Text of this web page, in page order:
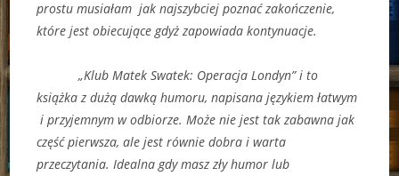
prostu musiałam jak najszybciej poznać zakończenie,
które jest obiecujące gdyż zapowiada kontynuacje.
„Klub Matek Swatek: Operacja Londyn” i to
książka z dużą dawką humoru, napisana językiem łatwym
i przyjemnym w odbiorze. Może nie jest tak zabawna jak
część pierwsza, ale jest równie dobra i warta
przeczytania. Idealna gdy masz zły humor lub